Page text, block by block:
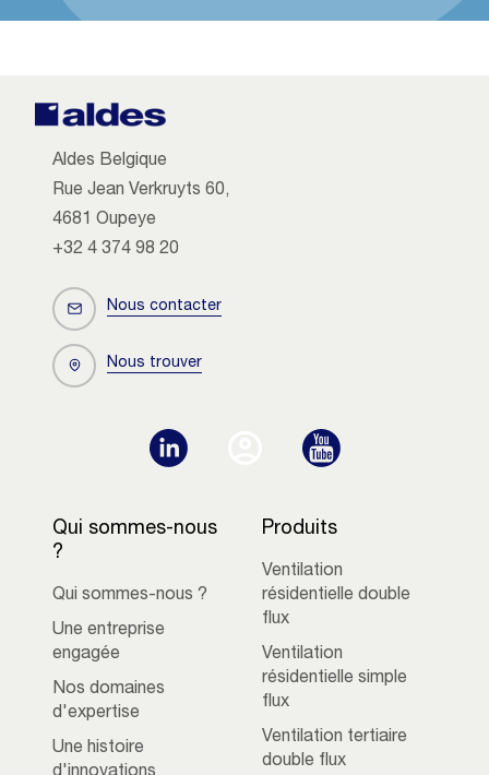
Aldes Belgique
Rue Jean Verkruyts 60,
4681 Oupeye
+32 4 374 98 20
Nous contacter
Nous trouver
Qui sommes-nous
?
Qui sommes-nous ?
Une entreprise
engagée
Nos domaines
d'expertise
Une histoire
Produits
Ventilation
résidentielle double
flux
Ventilation
résidentielle simple
flux
Ventilation tertiaire
double flux